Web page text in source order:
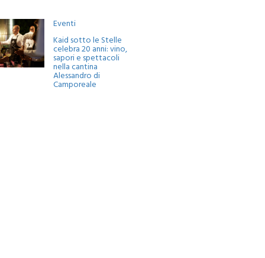
Eventi
Kaid sotto le Stelle
celebra 20 anni: vino,
sapori e spettacoli
nella cantina
Alessandro di
Camporeale